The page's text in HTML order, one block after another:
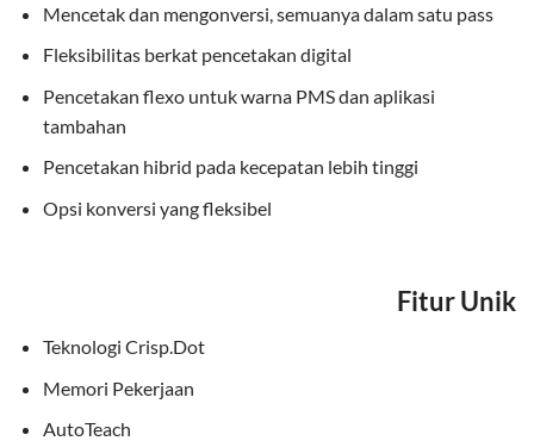
Mencetak dan mengonversi, semuanya dalam satu pass
Fleksibilitas berkat pencetakan digital
Pencetakan flexo untuk warna PMS dan aplikasi
tambahan
Pencetakan hibrid pada kecepatan lebih tinggi
Opsi konversi yang fleksibel
Fitur Unik
Teknologi Crisp.Dot
Memori Pekerjaan
AutoTeach